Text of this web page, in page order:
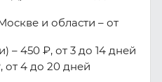
и области – от
– 450 ₽, от 3 до 14 дней
от 4 до 20 дней